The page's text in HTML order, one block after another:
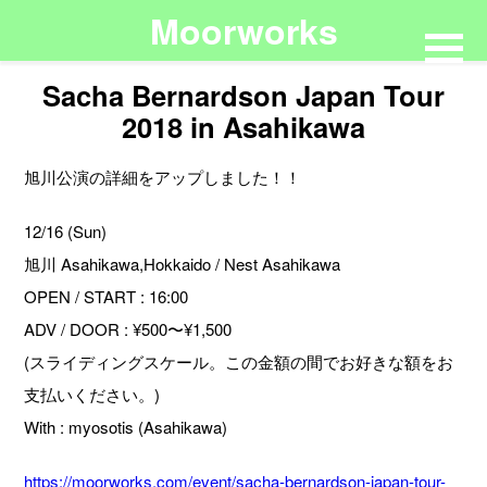
Moorworks
Sacha Bernardson Japan Tour
2018 in Asahikawa
旭川公演の詳細をアップしました！！
12/16 (Sun)
旭川 Asahikawa,Hokkaido / Nest Asahikawa
OPEN / START : 16:00
ADV / DOOR : ¥500〜¥1,500
(スライディングスケール。この金額の間でお好きな額をお
支払いください。)
With : myosotis (Asahikawa)
https://moorworks.com/event/sacha-bernardson-japan-tour-